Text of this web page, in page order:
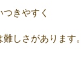
きやすく
しさがあります。